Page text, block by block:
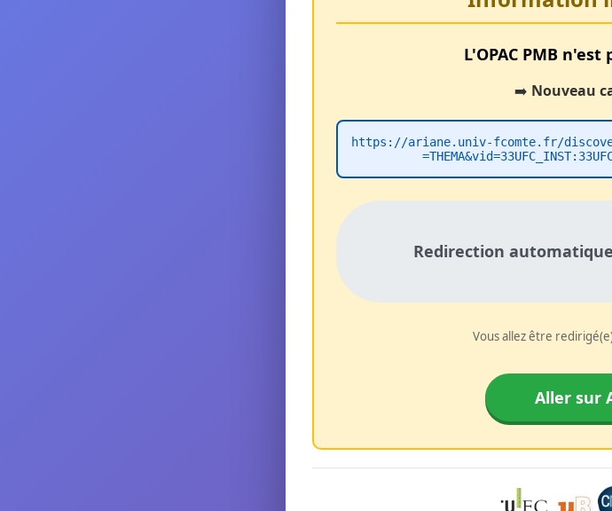
L'OPAC PMB
➡️ Nouveau
https://ariane.univ-fcomte.fr/discovery/
Redirection automatique
Vous allez être
Aller sur